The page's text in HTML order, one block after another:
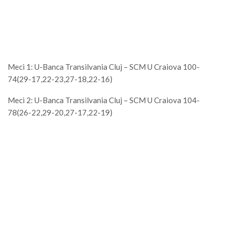
Meci 1: U-Banca Transilvania Cluj – SCM U Craiova 100-
74(29-17,22-23,27-18,22-16)
Meci 2: U-Banca Transilvania Cluj – SCM U Craiova 104-
78(26-22,29-20,27-17,22-19)